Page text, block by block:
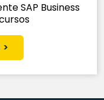
SAP Business